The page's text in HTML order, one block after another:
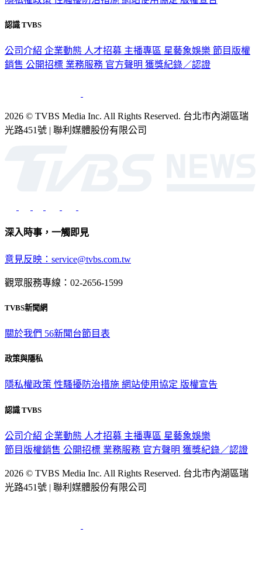
認識 TVBS
公司介紹 企業動態 人才招募 主播專區 星藝象娛樂 節目版權
銷售 公開招標 業務服務 官方聲明 獲獎紀錄／認證
2026 © TVBS Media Inc. All Rights Reserved. 台北市內湖區瑞
光路451號 | 聯利媒體股份有限公司
深入時事，一觸即見
意見反映：service@tvbs.com.tw
觀眾服務專線：02-2656-1599
TVBS新聞網
關於我們 56新聞台節目表
政策與隱私
隱私權政策 性騷擾防治措施 網站使用協定 版權宣告
認識 TVBS
公司介紹 企業動態 人才招募 主播專區 星藝象娛樂
節目版權銷售 公開招標 業務服務 官方聲明 獲獎紀錄／認證
2026 © TVBS Media Inc. All Rights Reserved. 台北市內湖區瑞
光路451號 | 聯利媒體股份有限公司